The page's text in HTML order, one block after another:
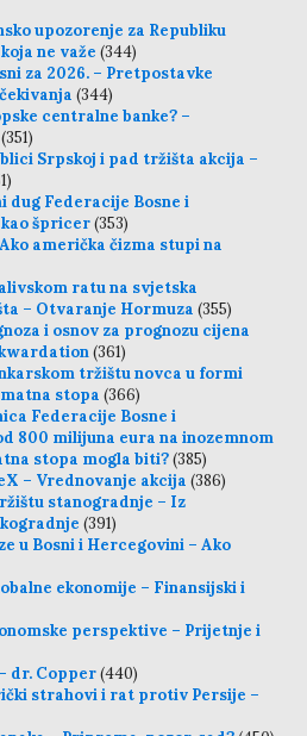
upozorenje za Republiku
ne važe (344)
za 2026. – Pretpostavke
(344)
centralne banke? –
(351)
Srpskoj i pad tržišta akcija –
dug Federacije Bosne i
špricer(353)
američka čizma stupi na
ratu na svjetska
– Otvaranje Hormuza (355)
i osnov za prognozu cijena
(361)
tržištu novca u formi
stopa (366)
Federacije Bosne i
800 milijuna eura na inozemnom
stopa mogla biti?(385)
– Vrednovanje akcija (386)
stanogradnje – Iz
(391)
u Bosni i Hercegovini – Ako
ekonomije – Finansijski i
perspektive – Prijetnje i
dr. Copper(440)
strahovi i rat protiv Persije –